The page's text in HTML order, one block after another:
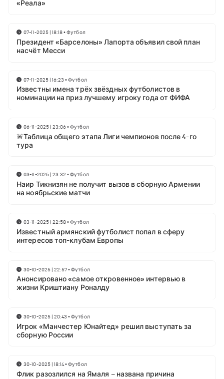
«Реала»
07-11-2025 | 18:18•Футбол
Президент «Барселоны» Лапорта объявил свой план
насчёт Месси
07-11-2025 | 16:23 •Футбол
Известны имена трёх звёздных футболистов в
номинации на приз лучшему игроку года от ФИФА
06-11-2025 | 23:06•Футбол
🚨Таблица общего этапа Лиги чемпионов после 4-го
тура
03-11-2025 | 23:32 •Футбол
Наир Тикнизян не получит вызов в сборную Армении
на ноябрьские матчи
03-11-2025 | 22:58•Футбол
Известный армянский футболист попал в сферу
интересов топ-клубам Европы
30-10-2025 | 22:57•Футбол
Анонсировано «самое откровенное» интервью в
жизни Криштиану Роналду
30-10-2025 | 20:43 •Футбол
Игрок «Манчестер Юнайтед» решил выступать за
сборную России
30-10-2025 | 18:14•Футбол
Флик разозлился на Ямаля – названа причина